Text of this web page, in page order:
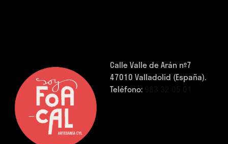
Calle Valle de Arán nº7
47010 Valladolid (España).
Teléfono: